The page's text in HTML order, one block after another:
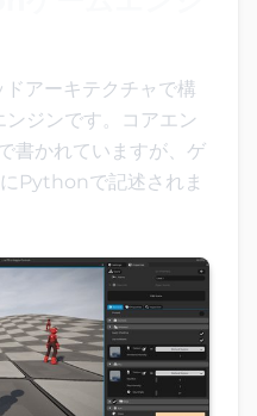
ドアーキテクチャで構
ジンです。コアエン
書かれていますが、ゲ
Pythonで記述されま